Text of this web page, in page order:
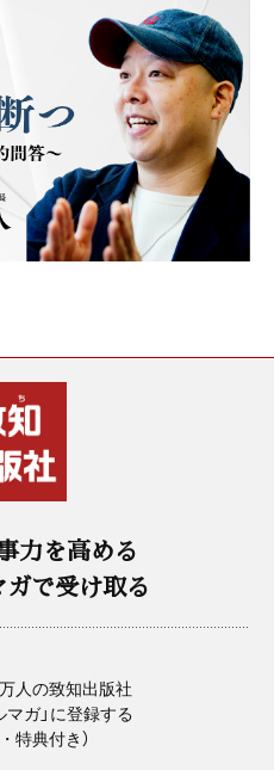
力を高める
で受け取る
人の致知出版社
ガ」に登録する
特典付き）